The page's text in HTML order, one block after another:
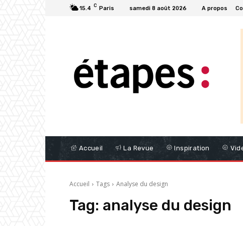
15.4 C Paris samedi 8 août 2026 A propos
Accueil La Revue Inspiration
Accueil Tags Analyse du design
Tag: analyse du design